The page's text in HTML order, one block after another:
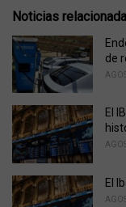
o
r
i
e
s
:Noticias
de
El
El